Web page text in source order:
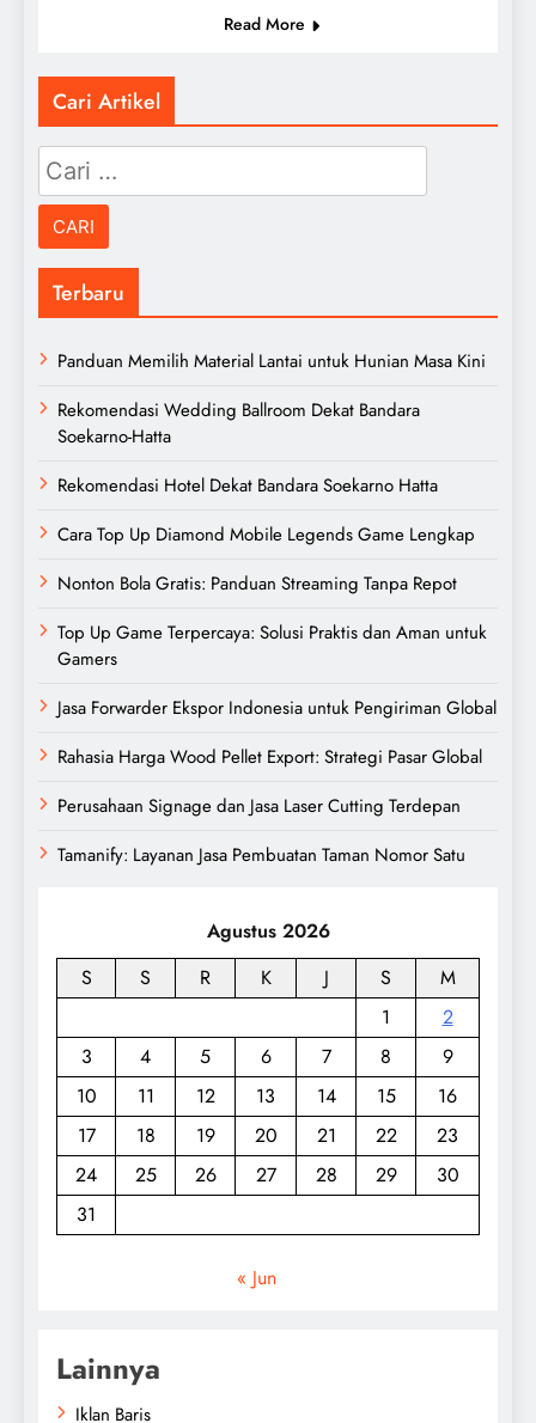
Read More
Cari Artikel
Cari
untuk:
Terbaru
Panduan Memilih Material Lantai untuk Hunian Masa Kini
Rekomendasi Wedding Ballroom Dekat Bandara
Soekarno-Hatta
Rekomendasi Hotel Dekat Bandara Soekarno Hatta
Cara Top Up Diamond Mobile Legends Game Lengkap
Nonton Bola Gratis: Panduan Streaming Tanpa Repot
Top Up Game Terpercaya: Solusi Praktis dan Aman untuk
Gamers
Jasa Forwarder Ekspor Indonesia untuk Pengiriman Global
Rahasia Harga Wood Pellet Export: Strategi Pasar Global
Perusahaan Signage dan Jasa Laser Cutting Terdepan
Tamanify: Layanan Jasa Pembuatan Taman Nomor Satu
Agustus 2026
S
S R K J S
M
1
2
3
4 5 6 7 8
9
10
11 12 13 14 15
16
17
18 19 20 21 22
23
24
25 26 27 28 29
30
31
« Jun
Lainnya
Iklan Baris